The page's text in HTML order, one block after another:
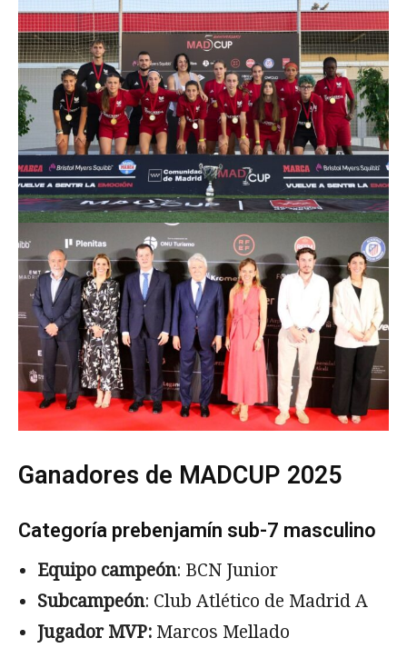
Ganadores de MADCUP 2025
Categoría prebenjamín sub-7 masculino
Equipo campeón: BCN Junior
Subcampeón: Club Atlético de Madrid A
Jugador MVP: Marcos Mellado